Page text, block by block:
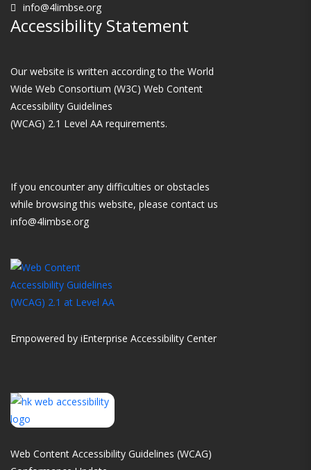
info@4limbse.org
Accessibility Statement
Our website is written according to the World
Wide Web Consortium (W3C) Web Content
Accessibility Guidelines
(WCAG) 2.1 Level AA requirements.
If you encounter any difficulties or obstacles
while browsing this website, please contact us
info@4limbse.org
Empowered by iEnterprise Accessibility Center
Web Content Accessibility Guidelines (WCAG)